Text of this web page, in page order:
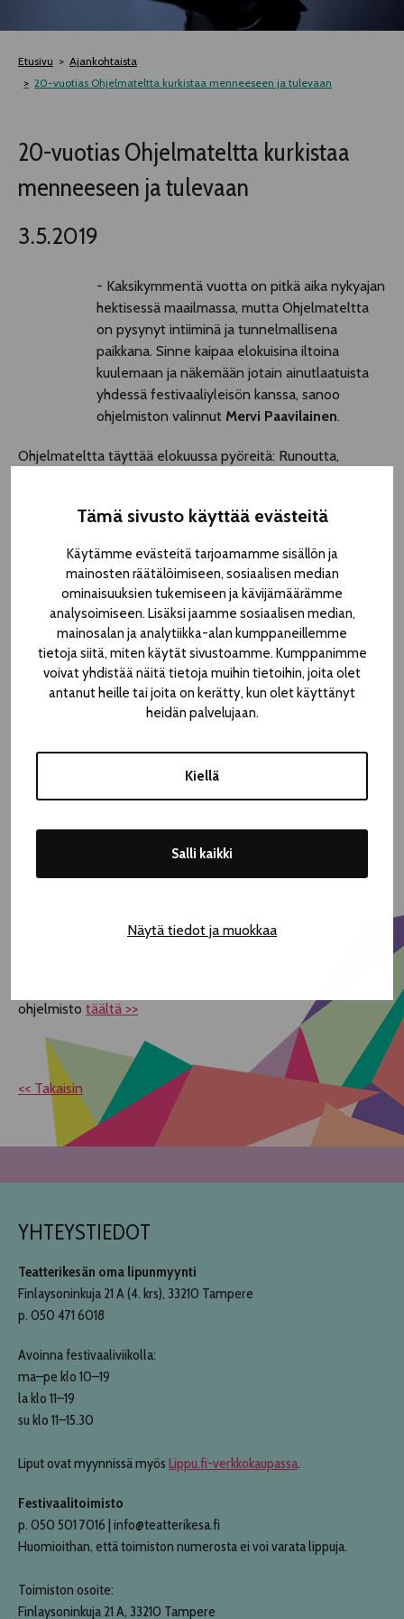
Tämä sivusto käyttää evästeitä
Käytämme evästeitä tarjoamamme sisällön ja
mainosten räätälöimiseen, sosiaalisen median
ominaisuuksien tukemiseen ja kävijämäärämme
analysoimiseen. Lisäksi jaamme sosiaalisen median,
mainosalan ja analytiikka-alan kumppaneillemme
tietoja siitä, miten käytät sivustoamme. Kumppanimme
voivat yhdistää näitä tietoja muihin tietoihin, joita olet
antanut heille tai joita on kerätty, kun olet käyttänyt
heidän palvelujaan.
Kiellä
Salli kaikki
Näytä tiedot ja muokkaa
TELTTALAB
OFF TAMPERE
TAPAHTUMIEN YÖ
MUU OHJELMISTO
Etusivu
Ajankohtaista
20-vuotias Ohjelmateltta kurkistaa menneeseen ja tulevaan
20-vuotias Ohjelmateltta kurkistaa
menneeseen ja tulevaan
3.5.2019
- Kaksikymmentä vuotta on pitkä aika nykyajan
hektisessä maailmassa, mutta Ohjelmateltta
on pysynyt intiiminä ja tunnelmallisena
paikkana. Sinne kaipaa elokuisina iltoina
kuulemaan ja näkemään jotain ainutlaatuista
yhdessä festivaaliyleisön kanssa, sanoo
ohjelmiston valinnut Mervi Paavilainen.
Ohjelmateltta täyttää elokuussa pyöreitä: Runoutta,
Pyöreitä lukuja on luvassa enemmänkin:Eija Ahvo ja
Susanna Haavistokohottavat maljan 40-vuotiselle
yhteiselle taipaleelleen: Kaksikko on koonnut koskettavan
konserttikokonaisuuden, jossa kuullaan lauluja rakkaudesta
ja elämän kivuista. Tänä vuonna 80 vuotta täyttäväKaj
Chydeniusantaa runojen ja sävellyksiensä puhua
puolestaan teltan perinteisiin kuuluvalla
Yksi Suomen arvostetuimmista näyttelijöistä,Vesa Vierikko
jakaa muistojaan Ohjelmateltan intiimissä tunnelmassa.
Suomalaisen Musiikkiteatterin Klubitarjoilee sykähdyttävän
johdattaa yleisön musiikkiteatteriperinteen
kehitykseen Suomessa; teokset ja säveltäjät tulevat tutuiksi
Ohjelmistossa on mukana upeita, omaäänisiä artisteja,
ohjelmisto täältä >>
<< Takaisin
YHTEYSTIEDOT
Teatterikesän oma lipunmyynti
Finlaysoninkuja 21 A (4. krs), 33210 Tampere
p. 050 471 6018
Avoinna festivaaliviikolla:
ma–pe klo 10–19
la klo 11–19
su klo 11–15.30
Liput ovat myynnissä myös Lippu.fi-verkkokaupassa.
Festivaalitoimisto
p. 050 501 7016 | info@teatterikesa.fi
Huomioithan, että toimiston numerosta ei voi varata lippuja.
Toimiston osoite:
Finlaysoninkuja 21 A, 33210 Tampere